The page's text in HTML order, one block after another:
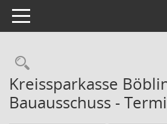
Toggle navigation
Rechercheauswahl
Kreissparkasse
Bauausschuss -